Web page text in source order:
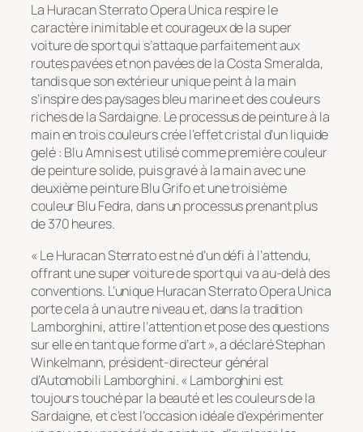
La Huracan Sterrato Opera Unica respire le
caractère inimitable et courageux de la super
voiture de sport qui s’attaque parfaitement aux
routes pavées et non pavées de la Costa Smeralda,
tandis que son extérieur unique peint à la main
s’inspire des paysages bleu marine et des couleurs
riches de la Sardaigne. Le processus de peinture à la
main en trois couleurs crée l’effet cristal d’un liquide
gelé : Blu Amnis est utilisé comme première couleur
de peinture solide, puis gravé à la main avec une
deuxième peinture Blu Grifo et une troisième
couleur Blu Fedra, dans un processus prenant plus
de 370 heures.
« Le Huracan Sterrato est né d’un défi à l’attendu,
offrant une super voiture de sport qui va au-delà des
conventions. L’unique Huracan Sterrato Opera Unica
porte cela à un autre niveau et, dans la tradition
Lamborghini, attire l’attention et pose des questions
sur elle en tant que forme d’art », a déclaré Stephan
Winkelmann, président-directeur général
d’Automobili Lamborghini. « Lamborghini est
toujours touché par la beauté et les couleurs de la
Sardaigne, et c’est l’occasion idéale d’expérimenter